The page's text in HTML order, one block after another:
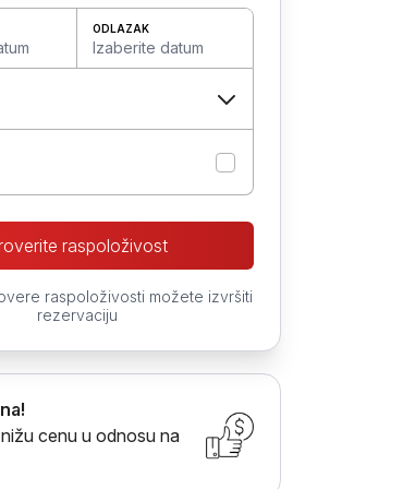
ODLAZAK
Izaberite datum
raspoloživost
raspoloživosti možete izvršiti
rezervaciju
cenu u odnosu na